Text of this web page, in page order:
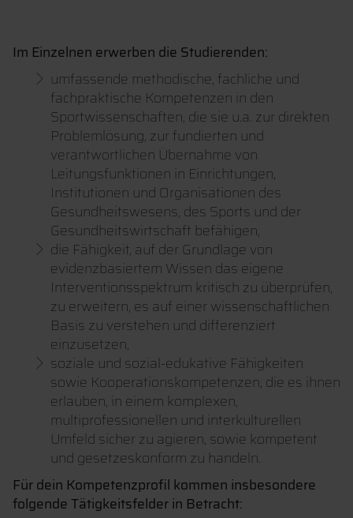
Im Einzelnen erwerben die Studierenden:
umfassende methodische, fachliche und
fachpraktische Kompetenzen in den
Sportwissenschaften, die sie u.a. zur direkten
Problemlösung, zur fundierten und
verantwortlichen Übernahme von
Leitungsfunktionen in Einrichtungen,
Institutionen und Organisationen des
Gesundheitswesens, des Sports und der
Gesundheitswirtschaft befähigen,
die Fähigkeit, auf der Grundlage von
evidenzbasiertem Wissen das eigene
Interventionsspektrum kritisch zu überprüfen,
zu erweitern, es auf einer wissenschaftlichen
Basis zu verstehen und differenziert
einzusetzen,
soziale und sozial-edukative Fähigkeiten
sowie Kooperationskompetenzen, die es ihnen
erlauben, in einem komplexen,
multiprofessionellen und interkulturellen
Umfeld sicher zu agieren, sowie kompetent
und gesetzeskonform zu handeln.
Für dein Kompetenzprofil kommen insbesondere
folgende Tätigkeitsfelder in Betracht: